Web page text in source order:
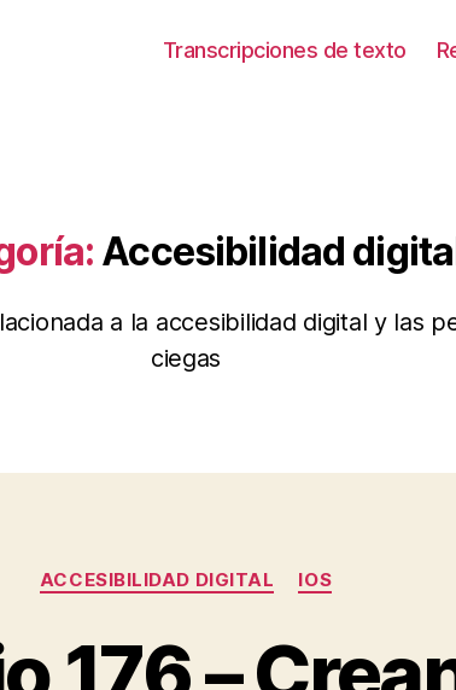
Transcripciones de texto
Accesibilidad
a la accesibilidad digital y las
ciegas
Categorías
ACCESIBILIDAD DIGITAL IOS